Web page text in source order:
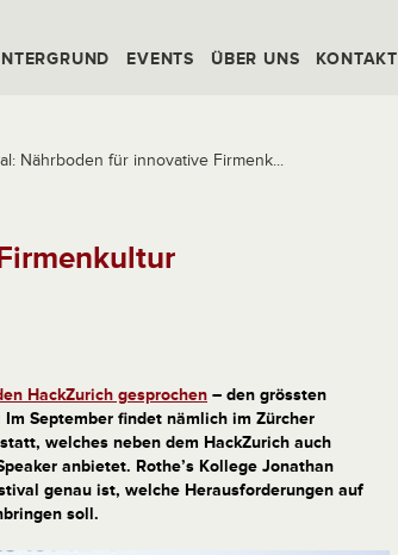
EVENTS ÜBER UNS KONTAKT
Nährboden für innovative Firmenk...
HackZurich gesprochen – den grössten
September findet nämlich im Zürcher
welches neben dem HackZurich auch
anbietet. Rothe’s Kollege Jonathan
genau ist, welche Herausforderungen auf
soll.